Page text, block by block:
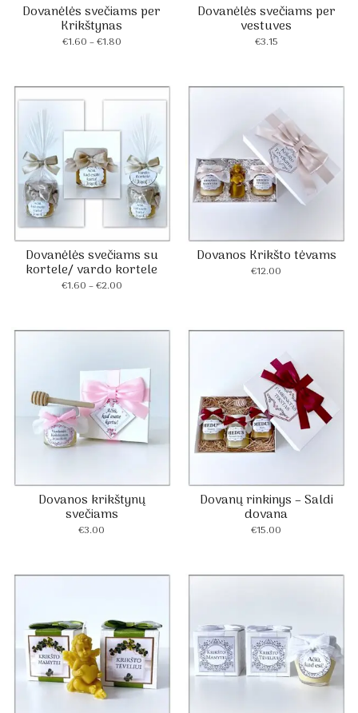
Dovanėlės svečiams per
Krikštynas
€1.60 –€1.80Price
through
€1.80
Dovanėlės svečiams per
vestuves
€3.15
Dovanėlės svečiams su
kortele/ vardo kortele
€1.60 –€2.00Price
through
Dovanos Krikšto tėvams
€12.00
Dovanos krikštynų
svečiams
€3.00
Dovanų rinkinys – Saldi
dovana
€15.00